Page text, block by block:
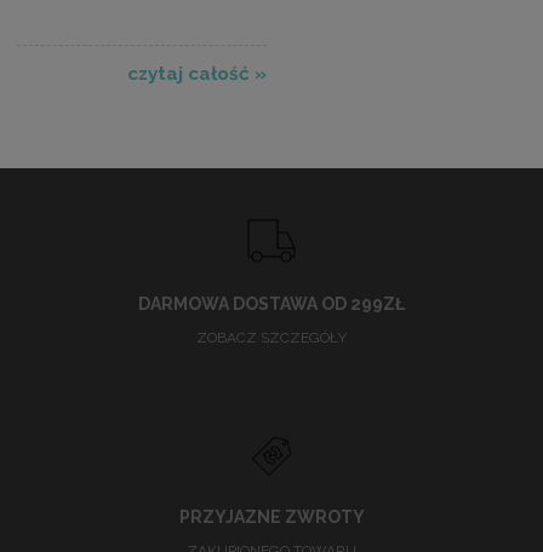
czytaj całość »
DARMOWA DOSTAWA OD 299ZŁ
ZOBACZ SZCZEGÓŁY
PRZYJAZNE ZWROTY